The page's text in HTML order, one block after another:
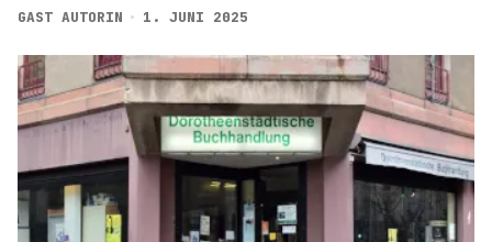
GAST AUTORIN 1. JUNI 2025